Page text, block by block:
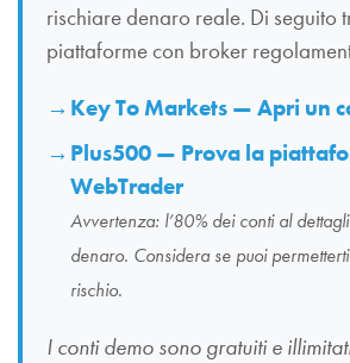
rischiare denaro reale. Di seguito
piattaforme con broker
Key To Markets — Apri un
Plus500 — Prova la
WebTrader
Avvertenza: l’80% dei conti al
denaro. Considera se puoi
rischio.
I conti demo sono gratuiti e